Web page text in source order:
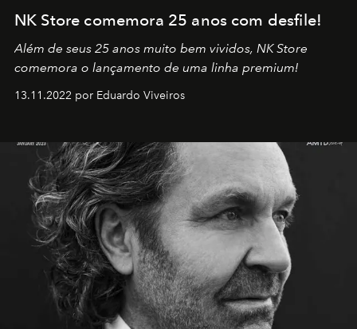
NK Store comemora 25 anos com desfile!
Além de seus 25 anos muito bem vividos, NK Store
comemora o lançamento de uma linha premium!
13.11.2022 por Eduardo Viveiros